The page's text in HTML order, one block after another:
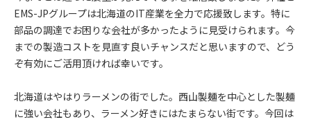
EMS-JPグループは北海道のIT産業を全力で応援致します。特に
部品の調達でお困りな会社が多かったように見受けられます。今
までの製造コストを見直す良いチャンスだと思いますので、どう
ぞ有効にご活用頂ければ幸いです。
北海道はやはりラーメンの街でした。西山製麺を中心とした製麺
に強い会社もあり、ラーメン好きにはたまらない街です。今回は